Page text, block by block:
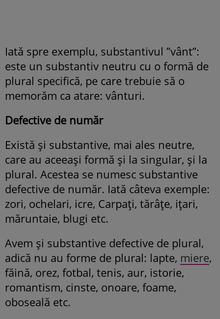
Iată spre exemplu, substantivul ”vânt”:
este un substantiv neutru cu o formă de
plural specifică, pe care trebuie să o
memorăm ca atare: vânturi.
Defective de număr
Există și substantive, mai ales neutre,
care au aceeași formă și la singular, și la
plural. Acestea se numesc substantive
defective de număr. Iată câteva exemple:
zori, ochelari, icre, Carpați, tărâțe, ițari,
măruntaie, blugi etc.
Avem și substantive defective de plural,
adică nu au forme de plural: lapte, miere,
făină, orez, fotbal, tenis, aur, istorie,
romantism, cinste, onoare, foame,
oboseală etc.